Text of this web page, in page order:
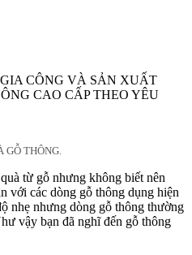
CÔNG VÀ SẢN XUẤT
CAO CẤP THEO YÊU
GỖ THÔNG.
từ gỗ nhưng không biết nên
với các dòng gỗ thông dụng hiện
nhẹ nhưng dòng gỗ thông thường
vậy bạn đã nghĩ đến gỗ thông